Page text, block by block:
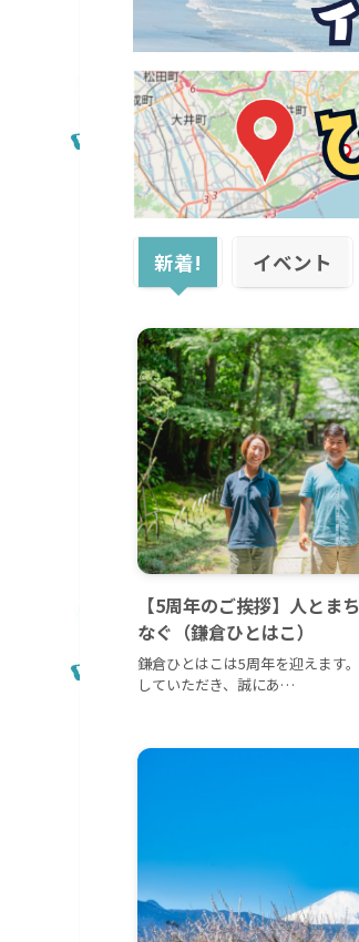
新着! イベント
【5周年のご挨拶】人とま
なぐ（鎌倉ひとはこ）
鎌倉ひとはこは5周年を迎えます
していただき、誠にあ…